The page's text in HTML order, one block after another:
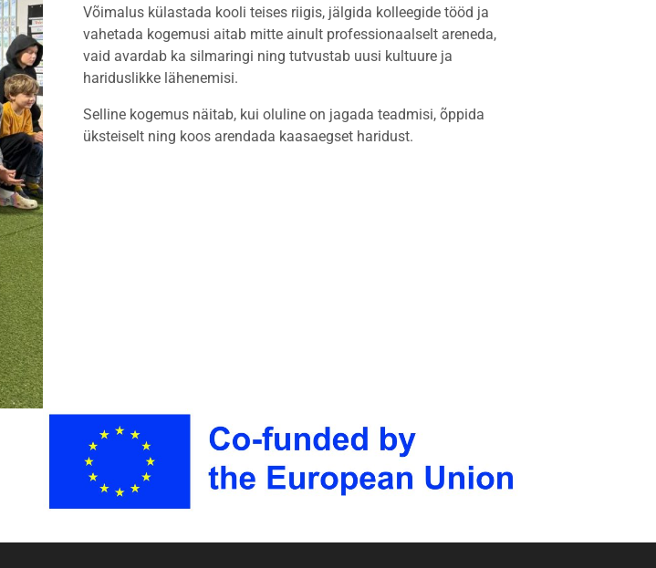
Võimalus külastada kooli teises riigis, jälgida kolleegide tööd ja
vahetada kogemusi aitab mitte ainult professionaalselt areneda,
vaid avardab ka silmaringi ning tutvustab uusi kultuure ja
hariduslikke lähenemisi.
Selline kogemus näitab, kui oluline on jagada teadmisi, õppida
üksteiselt ning koos arendada kaasaegset haridust.